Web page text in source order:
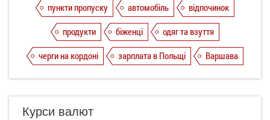
пункти пропуску
автомобіль
відпочинок
продукти
біженці
одяг та взуття
черги на кордоні
зарплата в Польщі Варшава
Курси валют